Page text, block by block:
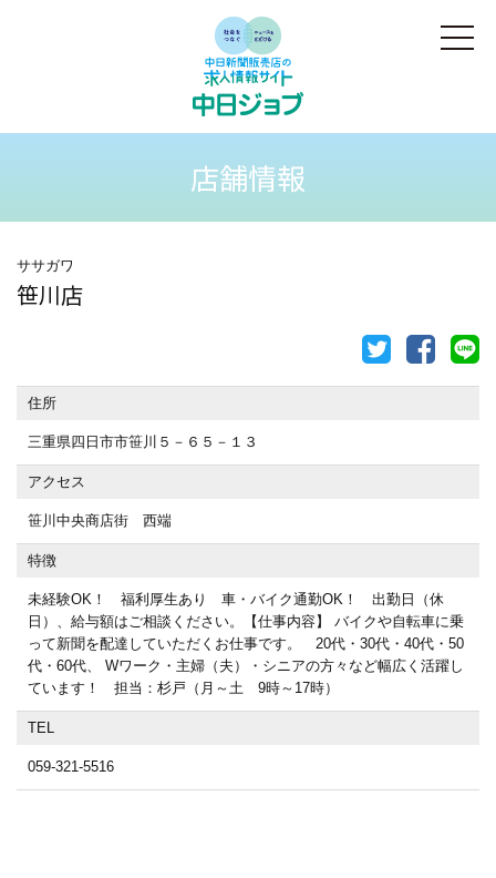
店舗情報
ササガワ
笹川店
住所
三重県四日市市笹川５－６５－１３
アクセス
笹川中央商店街 西端
特徴
未経験OK！ 福利厚生あり 車・バイク通勤OK！ 出勤日（休
日）、給与額はご相談ください。【仕事内容】 バイクや自転車に乗
って新聞を配達していただくお仕事です。 20代・30代・40代・50
代・60代、 Wワーク・主婦（夫）・シニアの方々など幅広く活躍し
ています！ 担当：杉戸（月～土 9時～17時）
TEL
059-321-5516